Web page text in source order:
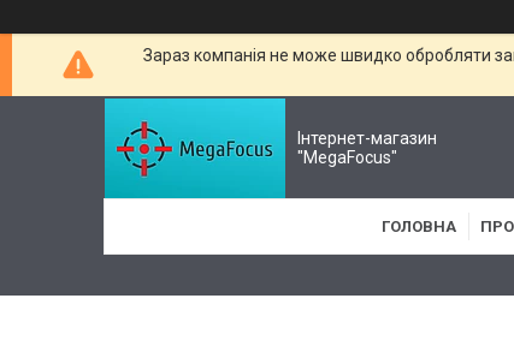
Зараз компанія не може швидко обробляти
Інтернет-магазин
"MegaFocus"
ГОЛОВНА